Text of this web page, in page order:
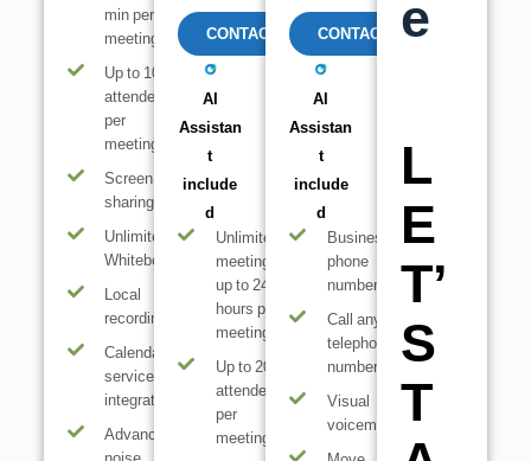
min per
meeting
Up to 100
attendees
per
meeting
Screen
sharing
Unlimited
Whiteboards
Local
recording
Calendar
service
integration
Advanced
CONTACT
AI
Assistan
t
include
d
Unlimited
meetings,
up to 24
hours per
meeting
Up to 200
attendees
per
meeting
CONTACT
AI
Assistan
t
include
d
Business
phone
number
Call any
telephone
number
Visual
voicemail
e
L
E
T’
S
T